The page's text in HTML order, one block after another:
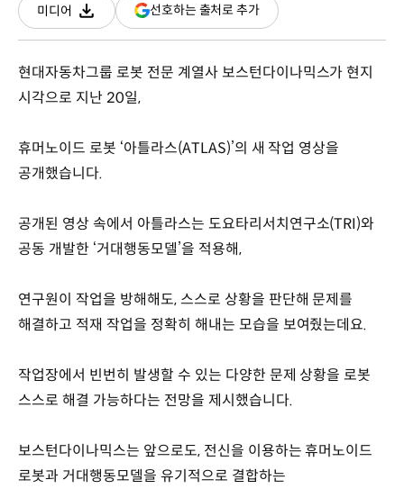
미디어
다운로드
선호하는 출처로 추가(새
창
현대자동차그룹 로봇 전문 계열사 보스턴다이나믹스가 현지
시각으로 지난 20일,
휴머노이드 로봇 ‘아틀라스(ATLAS)’의 새 작업 영상을
공개했습니다.
공개된 영상 속에서 아틀라스는 도요타리서치연구소(TRI)와
공동 개발한 ‘거대행동모델’을 적용해,
연구원이 작업을 방해해도, 스스로 상황을 판단해 문제를
해결하고 적재 작업을 정확히 해내는 모습을 보여줬는데요.
작업장에서 빈번히 발생할 수 있는 다양한 문제 상황을 로봇
스스로 해결 가능하다는 전망을 제시했습니다.
보스턴다이나믹스는 앞으로도, 전신을 이용하는 휴머노이드
로봇과 거대행동모델을 유기적으로 결합하는